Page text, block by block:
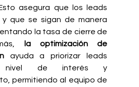
asegura que los leads
que se sigan de manera
la tasa de cierre de
la optimización de
ayuda a priorizar leads
nivel de interés y
permitiendo al equipo de